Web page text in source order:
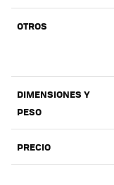
OTROS
DIMENSIONES Y
PESO
PRECIO